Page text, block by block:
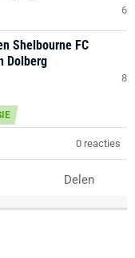
6
Shelbourne FC
Dolberg
8
0 reacties
Delen